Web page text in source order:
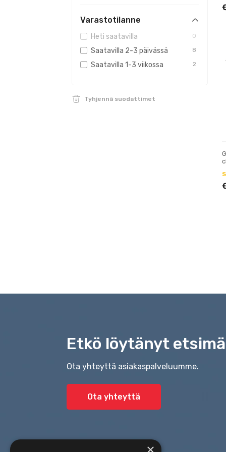
Varastotilanne
Heti saatavilla 0
Saatavilla 2-3 päivässä 8
Saatavilla 1-3 viikossa 2
Tyhjennä suodattimet
Etkö löytänyt
Ota yhteyttä asiakaspalveluumme.
Ota yhteyttä